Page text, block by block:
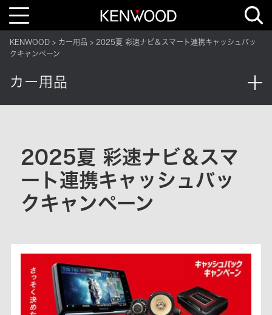
T
l
e
v
i
a
KENWOOD カー用品
2025夏 彩速ナビ＆スマート連携キャッシュバッ
クキャンペーン
カー用品
2025夏 彩速ナビ＆スマ
ート連携キャッシュバッ
クキャンペーン